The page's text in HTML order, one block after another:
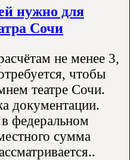
нужно для
Сочи
не менее 3,
чтобы
театре Сочи.
документации.
федеральном
сумма